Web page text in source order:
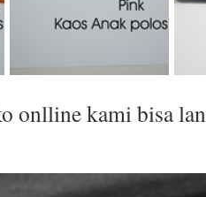
onlline kami bisa